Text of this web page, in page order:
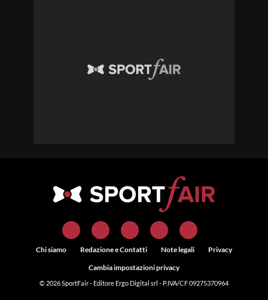
Chi siamo Redazione e Contatti Note legali
Privacy
Cambia impostazioni privacy
© 2026SportFair- Editore Ergo Digital srl - P.IVA/CF 09275370964